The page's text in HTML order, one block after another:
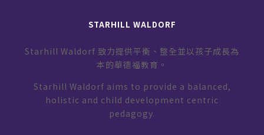
STARHILL WALDORF
Starhill Waldorf 致力提供平衡、整全並以孩子成長為
本的華德福教育。
Starhill Waldorf aims to provide a balanced,
holistic and child development centric
pedagogy.